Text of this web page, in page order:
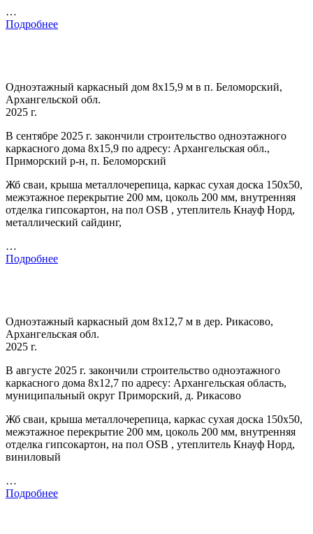
…
Подробнее
Одноэтажный каркасный дом 8х15,9 м в п. Беломорский,
Архангельской обл.
2025 г.
В сентябре 2025 г. закончили строительство одноэтажного
каркасного дома 8х15,9 по адресу: Архангельская обл.,
Приморский р-н, п. Беломорский
Жб сваи, крыша металлочерепица, каркас сухая доска 150х50,
межэтажное перекрытие 200 мм, цоколь 200 мм, внутренняя
отделка гипсокартон, на пол OSB , утеплитель Кнауф Норд,
металлический сайдинг,
…
Подробнее
Одноэтажный каркасный дом 8х12,7 м в дер. Рикасово,
Архангельская обл.
2025 г.
В августе 2025 г. закончили строительство одноэтажного
каркасного дома 8х12,7 по адресу: Архангельская область,
муниципальный округ Приморский, д. Рикасово
Жб сваи, крыша металлочерепица, каркас сухая доска 150х50,
межэтажное перекрытие 200 мм, цоколь 200 мм, внутренняя
отделка гипсокартон, на пол OSB , утеплитель Кнауф Норд,
виниловый
…
Подробнее